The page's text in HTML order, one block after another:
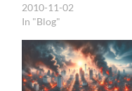
2010-11-02
In "Blog"